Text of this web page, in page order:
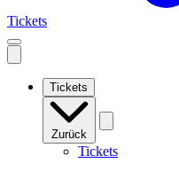
Tickets
Open
mobile
navigation
Tickets
Zurück
Tickets